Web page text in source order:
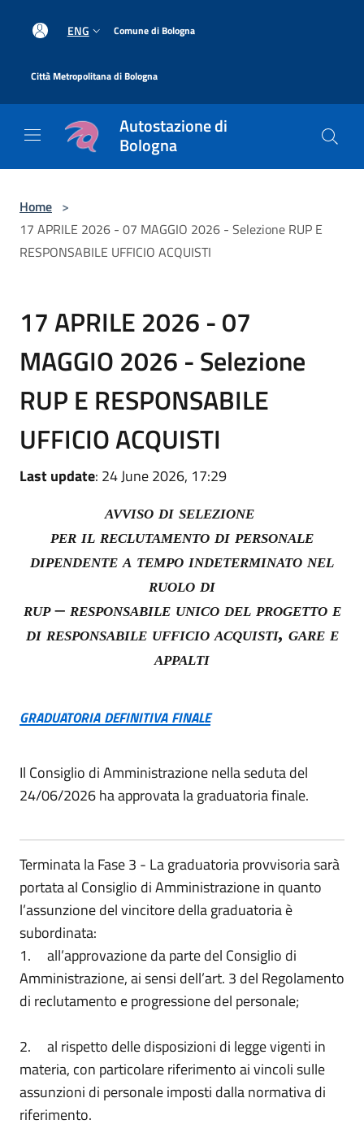
ENG Comune di Bologna
Città Metropolitana di Bologna
Autostazione di
Bologna
Home >
17 APRILE 2026 - 07 MAGGIO 2026 - Selezione RUP E
RESPONSABILE UFFICIO ACQUISTI
17 APRILE 2026 - 07
MAGGIO 2026 - Selezione
RUP E RESPONSABILE
UFFICIO ACQUISTI
Last update: 24 June 2026, 17:29
avviso di selezione
per il reclutamento di personale
dipendente a tempo indeterminato nel
ruolo di
rup – responsabile unico del progetto e
di responsabile ufficio acquisti, gare e
appalti
graduatoria definitiva finale
Il Consiglio di Amministrazione nella seduta del
24/06/2026 ha approvata la graduatoria finale.
Terminata la Fase 3 - La graduatoria provvisoria sarà
portata al Consiglio di Amministrazione in quanto
l’assunzione del vincitore della graduatoria è
subordinata:
1. all’approvazione da parte del Consiglio di
Amministrazione, ai sensi dell’art. 3 del Regolamento
di reclutamento e progressione del personale;
2. al rispetto delle disposizioni di legge vigenti in
materia, con particolare riferimento ai vincoli sulle
assunzioni di personale imposti dalla normativa di
riferimento.